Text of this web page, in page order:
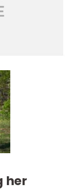
her